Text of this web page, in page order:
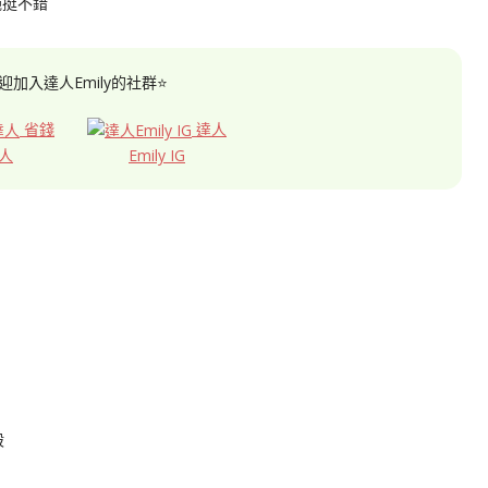
加入達人Emily的社群⭐
省錢
達人
Emily IG